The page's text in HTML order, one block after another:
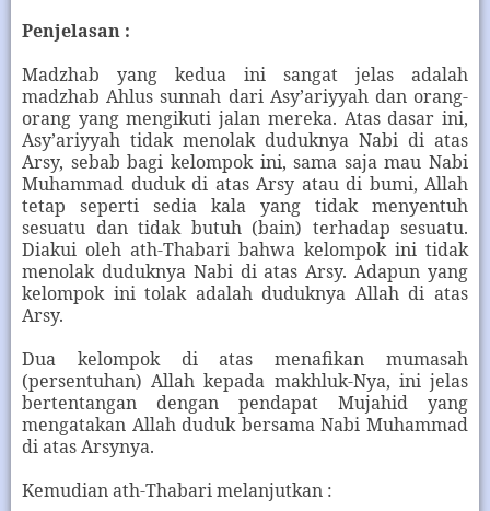
Penjelasan :
Madzhab yang kedua ini sangat jelas adalah
madzhab Ahlus sunnah dari Asy’ariyyah dan orang-
orang yang mengikuti jalan mereka. Atas dasar ini,
Asy’ariyyah tidak menolak duduknya Nabi di atas
Arsy, sebab bagi kelompok ini, sama saja mau Nabi
Muhammad duduk di atas Arsy atau di bumi, Allah
tetap seperti sedia kala yang tidak menyentuh
sesuatu dan tidak butuh (bain) terhadap sesuatu.
Diakui oleh ath-Thabari bahwa kelompok ini tidak
menolak duduknya Nabi di atas Arsy. Adapun yang
kelompok ini tolak adalah duduknya Allah di atas
Arsy.
Dua kelompok di atas menafikan mumasah
(persentuhan) Allah kepada makhluk-Nya, ini jelas
bertentangan dengan pendapat Mujahid yang
mengatakan Allah duduk bersama Nabi Muhammad
di atas Arsynya.
Kemudian ath-Thabari melanjutkan :